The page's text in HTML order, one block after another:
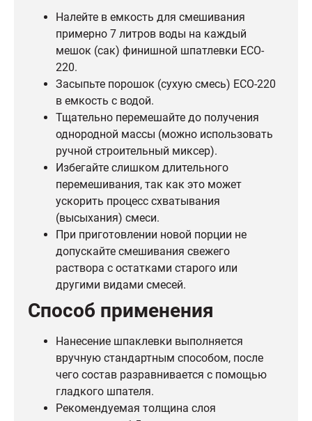
Налейте в емкость для смешивания
примерно 7 литров воды на каждый
мешок (сак) финишной шпатлевки ECO-
220.
Засыпьте порошок (сухую смесь) ECO-220
в емкость с водой.
Тщательно перемешайте до получения
однородной массы (можно использовать
ручной строительный миксер).
Избегайте слишком длительного
перемешивания, так как это может
ускорить процесс схватывания
(высыхания) смеси.
При приготовлении новой порции не
допускайте смешивания свежего
раствора с остатками старого или
другими видами смесей.
Способ применения
Нанесение шпаклевки выполняется
вручную стандартным способом, после
чего состав разравнивается с помощью
гладкого шпателя.
Рекомендуемая толщина слоя